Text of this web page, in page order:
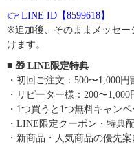
👉 LINE ID【8599618】
※追加後、そのままメッセー
けます。
■ 🎁 LINE限定特典
・初回ご注文：500〜1,000円
・リピーター様：200〜1,000
・1つ買うと1つ無料キャンペ
・LINE限定クーポン・特典
・新商品・人気商品の優先案